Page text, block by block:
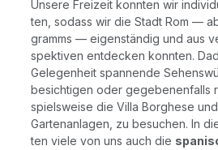
Unse­re Frei­zeit konn­ten wir
ten, sodass wir die Stadt Rom —
gramms — eigen­stän­dig und aus
spek­ti­ven ent­de­cken konn­ten.
Gele­gen­heit span­nen­de
besich­ti­gen oder gege­be­nen­falls
spiels­wei­se die Vil­la Borg­he­se
Gar­ten­an­la­gen, zu besu­chen. In
ten vie­le von uns auch die